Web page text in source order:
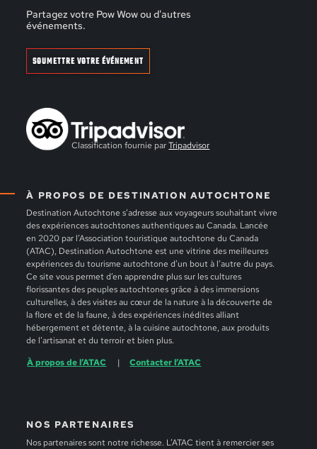
À PROPOS DE DESTINATION AUTOCHTONE
Destination Autochtone s’adresse aux voyageurs souhaitant vivre
des expériences autochtones authentiques au Canada. Lancée
en 2020 par l’Association touristique autochtone du Canada
(ATAC), Destination Autochtone est une vitrine des meilleures
expériences du tourisme autochtone d’un bout à l’autre du pays.
Ce site vous permet d’en apprendre plus sur les cultures
florissantes des peuples autochtones grâce à des immersions
culturelles, à des visites au cœur de la nature à la découverte de
la flore et de la faune, à des expériences inédites alliant
hébergement et détente, à la cuisine autochtone, aux produits
de l’artisanat et du terroir et bien plus.
À propos de l’ATAC
Contacter l’ATAC
NOS PARTENAIRES
Nos partenaires sont notre richesse. L’ATAC tient à remercier ses
Partagez votre Pow Wow ou d'autres
événements.
SOUMETTRE VOTRE ÉVÉNEMENT
Classification fournie parTripadvisor